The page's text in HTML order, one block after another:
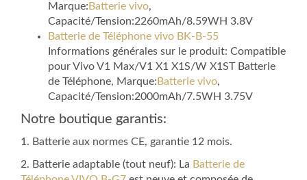
Marque: Batterie vivo,
Capacité/Tension:2260mAh/8.59WH 3.8V
Batterie de Téléphone vivo BK-B-55
Informations générales sur le produit: Compatible
pour Vivo V1 Max/V1 X1 X1S/W X1ST Batterie
de Téléphone, Marque: Batterie vivo,
Capacité/Tension:2000mAh/7.5WH 3.75V
Notre boutique garantis:
1. Batterie aux normes CE, garantie 12 mois.
2. Batterie adaptable (tout neuf): La Batterie de